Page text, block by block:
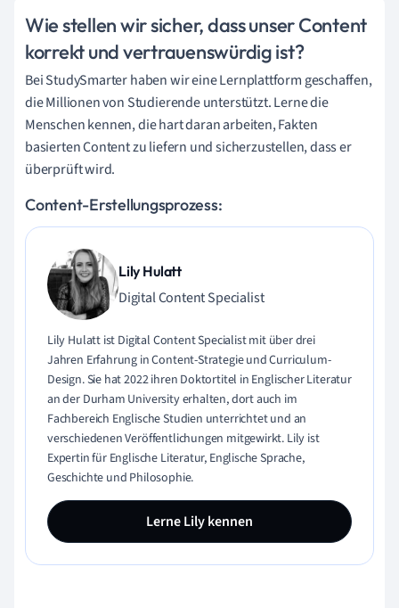
Wie stellen wir sicher, dass unser Content
korrekt und vertrauenswürdig ist?
Bei StudySmarter haben wir eine Lernplattform geschaffen,
die Millionen von Studierende unterstützt. Lerne die
Menschen kennen, die hart daran arbeiten, Fakten
basierten Content zu liefern und sicherzustellen, dass er
überprüft wird.
Content-Erstellungsprozess:
Lily Hulatt
Digital Content Specialist
Lily Hulatt ist Digital Content Specialist mit über drei
Jahren Erfahrung in Content-Strategie und Curriculum-
Design. Sie hat 2022 ihren Doktortitel in Englischer Literatur
an der Durham University erhalten, dort auch im
Fachbereich Englische Studien unterrichtet und an
verschiedenen Veröffentlichungen mitgewirkt. Lily ist
Expertin für Englische Literatur, Englische Sprache,
Geschichte und Philosophie.
Lerne Lily kennen